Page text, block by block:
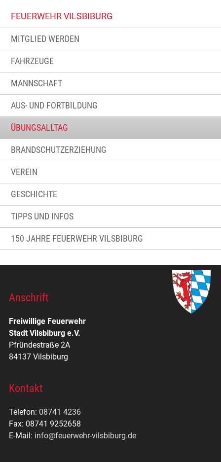
FEUERWEHR VILSBIBURG
MITGLIED WERDEN
FAHRZEUGE
MANNSCHAFT
AUS- UND FORTBILDUNG
ÜBUNGSALLTAG
BRANDSCHUTZERZIEHUNG
VEREIN
GESCHICHTE
TIPPS UND INFOS
150 JAHRE FEUERWEHR VILSBIBURG
Anschrift
Freiwillige Feuerwehr
Stadt Vilsbiburg e.V.
Pfründestraße 2A
84137 Vilsbiburg
Kontakt
Telefon: 08741 4236
Fax: 08741 9252658
E-Mail: info@feuerwehr-vilsbiburg.de